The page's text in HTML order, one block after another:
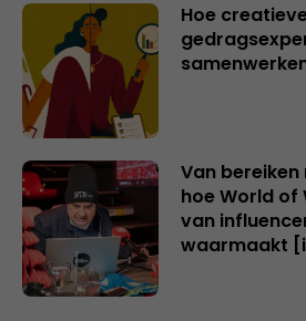
Hoe
Van
hoe World of
van
waarmaakt